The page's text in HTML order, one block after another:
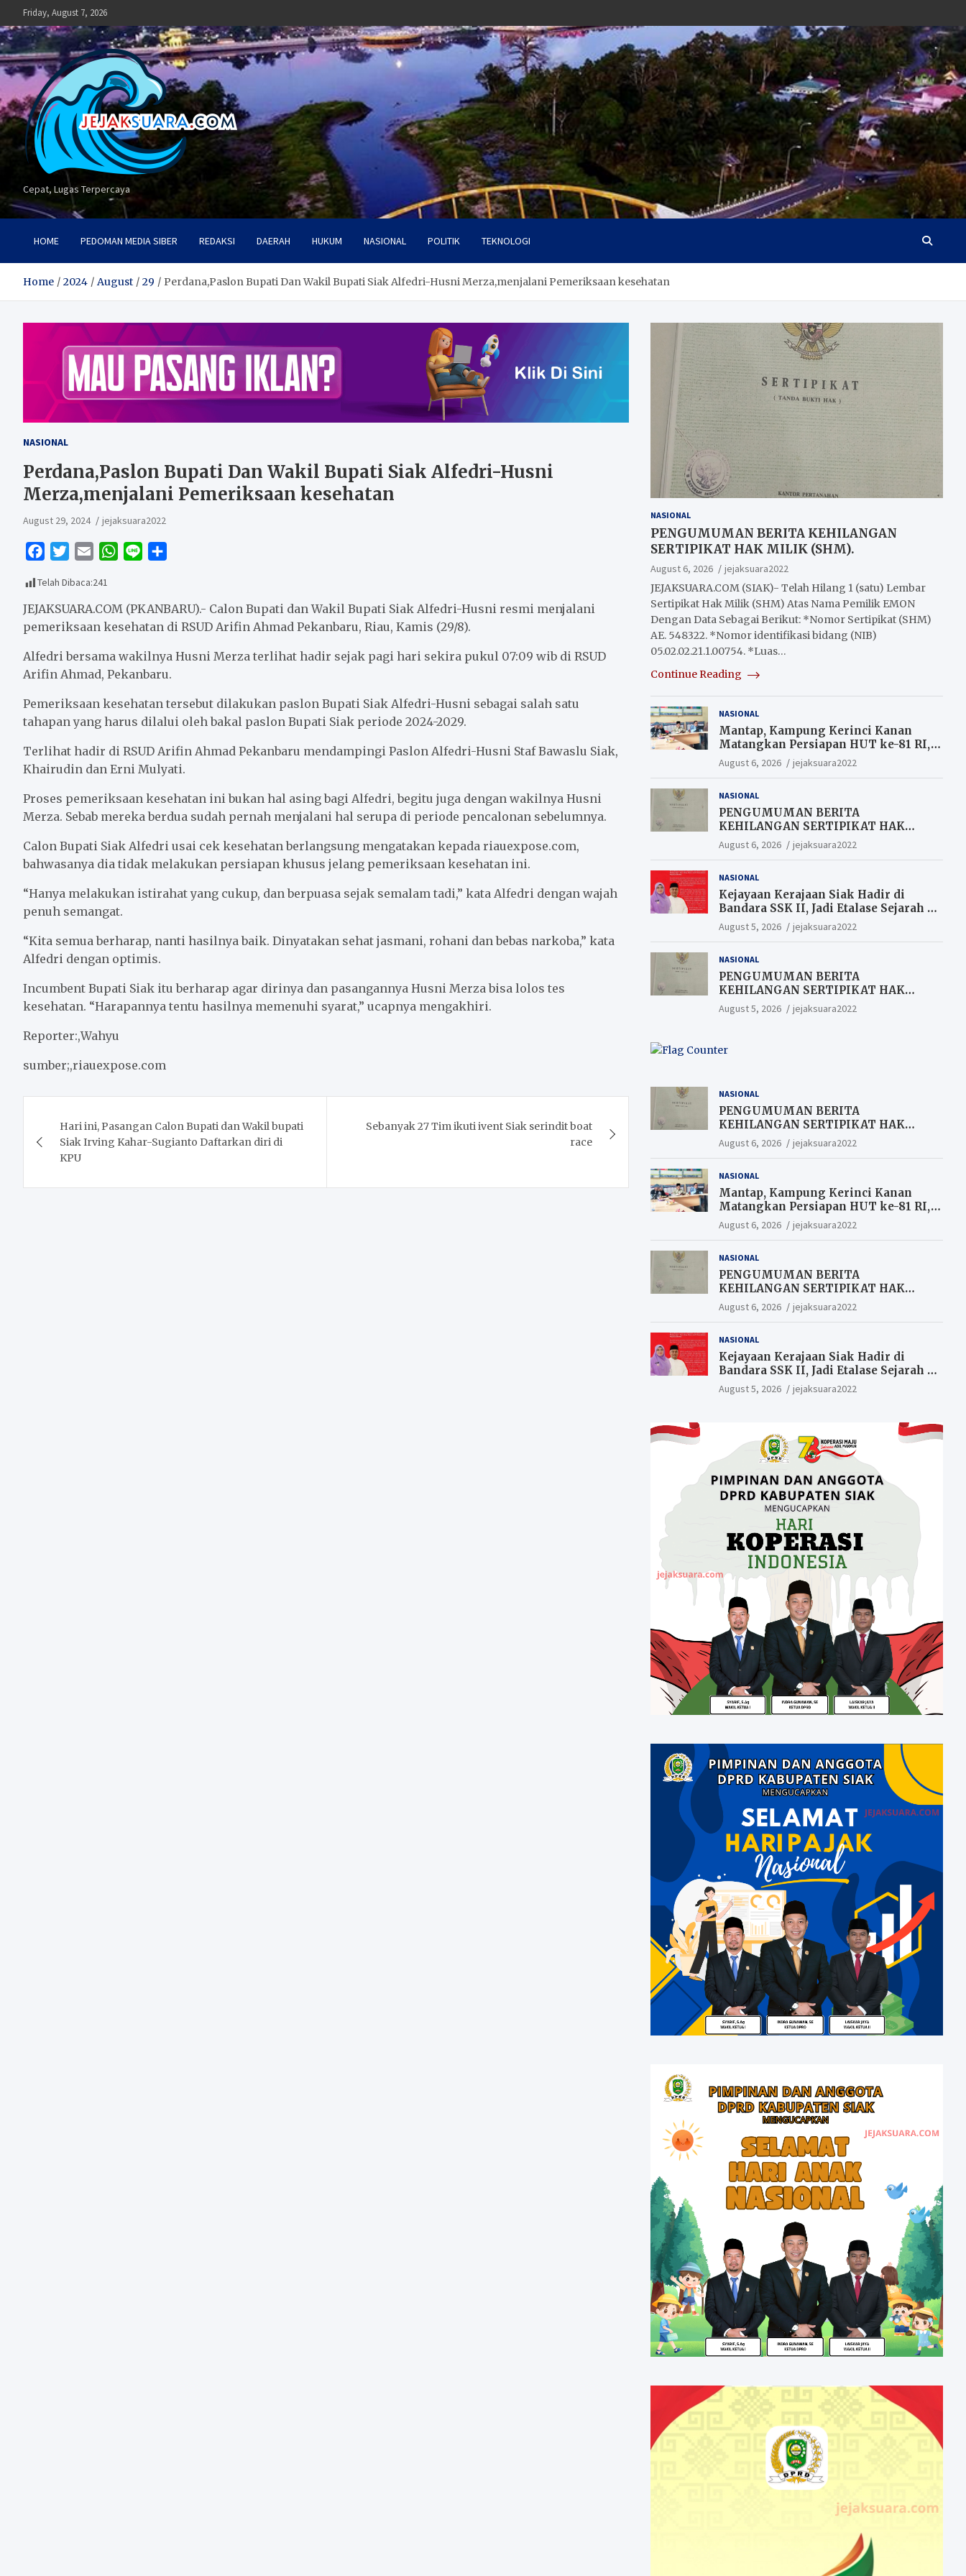
to
content
Friday, August 7, 2026
Cepat, Lugas Terpercaya
HOME PEDOMAN MEDIA SIBER REDAKSI DAERAH HUKUM NASIONAL POLITIK TEKNOLOGI
Home 2024 August 29 Perdana,Paslon Bupati Dan Wakil Bupati Siak Alfedri-Husni Merza,menjalani Pemeriksaan kesehatan
NASIONAL
Perdana,Paslon Bupati Dan Wakil Bupati Siak Alfedri-Husni
Merza,menjalani Pemeriksaan kesehatan
August 29, 2024 jejaksuara2022
c
e
b
o
k
i
t
t
r
a
i
l
W
t
s
p
p
e
r
e
Telah Dibaca:241
JEJAKSUARA.COM (PKANBARU).- Calon Bupati dan Wakil Bupati Siak Alfedri-Husni resmi menjalani
pemeriksaan kesehatan di RSUD Arifin Ahmad Pekanbaru, Riau, Kamis (29/8).
Alfedri bersama wakilnya Husni Merza terlihat hadir sejak pagi hari sekira pukul 07:09 wib di RSUD
Arifin Ahmad, Pekanbaru.
Pemeriksaan kesehatan tersebut dilakukan paslon Bupati Siak Alfedri-Husni sebagai salah satu
tahapan yang harus dilalui oleh bakal paslon Bupati Siak periode 2024-2029.
Terlihat hadir di RSUD Arifin Ahmad Pekanbaru mendampingi Paslon Alfedri-Husni Staf Bawaslu Siak,
Khairudin dan Erni Mulyati.
Proses pemeriksaan kesehatan ini bukan hal asing bagi Alfedri, begitu juga dengan wakilnya Husni
Merza. Sebab mereka berdua sudah pernah menjalani hal serupa di periode pencalonan sebelumnya.
Calon Bupati Siak Alfedri usai cek kesehatan berlangsung mengatakan kepada riauexpose.com,
bahwasanya dia tidak melakukan persiapan khusus jelang pemeriksaan kesehatan ini.
“Hanya melakukan istirahat yang cukup, dan berpuasa sejak semalam tadi,” kata Alfedri dengan wajah
penuh semangat.
“Kita semua berharap, nanti hasilnya baik. Dinyatakan sehat jasmani, rohani dan bebas narkoba,” kata
Alfedri dengan optimis.
Incumbent Bupati Siak itu berharap agar dirinya dan pasangannya Husni Merza bisa lolos tes
kesehatan. “Harapannya tentu hasilnya memenuhi syarat,” ucapnya mengakhiri.
Reporter:,Wahyu
sumber;,riauexpose.com
navigation
Hari ini, Pasangan Calon Bupati dan Wakil bupati
Siak Irving Kahar-Sugianto Daftarkan diri di
KPU
Sebanyak 27 Tim ikuti ivent Siak serindit boat
race
NASIONAL
PENGUMUMAN BERITA KEHILANGAN
SERTIPIKAT HAK MILIK (SHM).
August 6, 2026
jejaksuara2022
JEJAKSUARA.COM (SIAK)- Telah Hilang 1 (satu) Lembar
Sertipikat Hak Milik (SHM) Atas Nama Pemilik EMON
Dengan Data Sebagai Berikut: *Nomor Sertipikat (SHM)
AE. 548322. *Nomor identifikasi bidang (NIB)
05.02.02.21.1.00754. *Luas…
Continue Reading
NASIONAL
Mantap, Kampung Kerinci Kanan
Matangkan Persiapan HUT ke-81 RI,
Warga yang ikut Upacara
Berkesempatan Raih Hadiah
August 6, 2026 jejaksuara2022
NASIONAL
PENGUMUMAN BERITA
KEHILANGAN SERTIPIKAT HAK
MILIK (SHM).
August 6, 2026 jejaksuara2022
NASIONAL
Kejayaan Kerajaan Siak Hadir di
Bandara SSK II, Jadi Etalase Sejarah di
Gerbang Riau
August 5, 2026 jejaksuara2022
NASIONAL
PENGUMUMAN BERITA
KEHILANGAN SERTIPIKAT HAK
MILIK (SHM).
August 5, 2026 jejaksuara2022
NASIONAL
PENGUMUMAN BERITA
KEHILANGAN SERTIPIKAT HAK
MILIK (SHM).
August 6, 2026 jejaksuara2022
NASIONAL
Mantap, Kampung Kerinci Kanan
Matangkan Persiapan HUT ke-81 RI,
Warga yang ikut Upacara
Berkesempatan Raih Hadiah
August 6, 2026 jejaksuara2022
NASIONAL
PENGUMUMAN BERITA
KEHILANGAN SERTIPIKAT HAK
MILIK (SHM).
August 6, 2026 jejaksuara2022
NASIONAL
Kejayaan Kerajaan Siak Hadir di
Bandara SSK II, Jadi Etalase Sejarah di
Gerbang Riau
August 5, 2026 jejaksuara2022